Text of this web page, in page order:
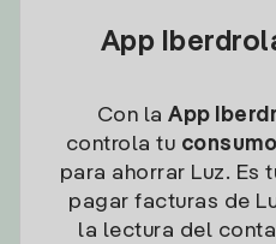
App
Con la App
controla tu
para ahorrar Luz. Es
pagar facturas de
la lectura del